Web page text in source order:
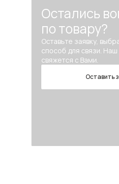
Остались
по товару?
Оставьте заявку,
способ для связи.
свяжется с Вами.
Оставить